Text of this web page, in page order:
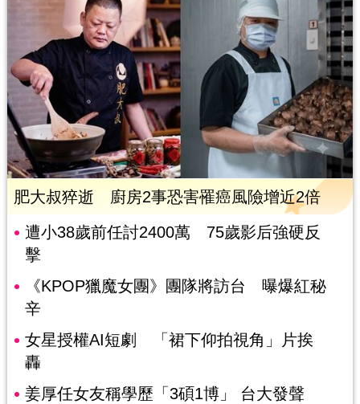
肥大叔猝逝 廚房2事恐害罹癌風險增近2倍
遭小38歲前任討2400萬 75歲影后強硬反
擊
《KPOP獵魔女團》團隊將訪台 曝爆紅秘
辛
女星授權AI短劇 「裙下仰拍視角」片挨
轟
姜厚任女友稱學歷「3碩1博」 台大發聲